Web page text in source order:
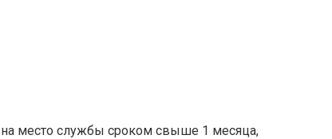
на место службы сроком свыше 1 месяца,